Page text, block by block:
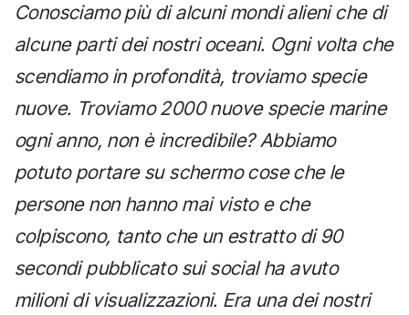
Conosciamo più di alcuni mondi alieni che di
alcune parti dei nostri oceani. Ogni volta che
scendiamo in profondità, troviamo specie
nuove. Troviamo 2000 nuove specie marine
ogni anno, non è incredibile? Abbiamo
potuto portare su schermo cose che le
persone non hanno mai visto e che
colpiscono, tanto che un estratto di 90
secondi pubblicato sui social ha avuto
milioni di visualizzazioni. Era una dei nostri